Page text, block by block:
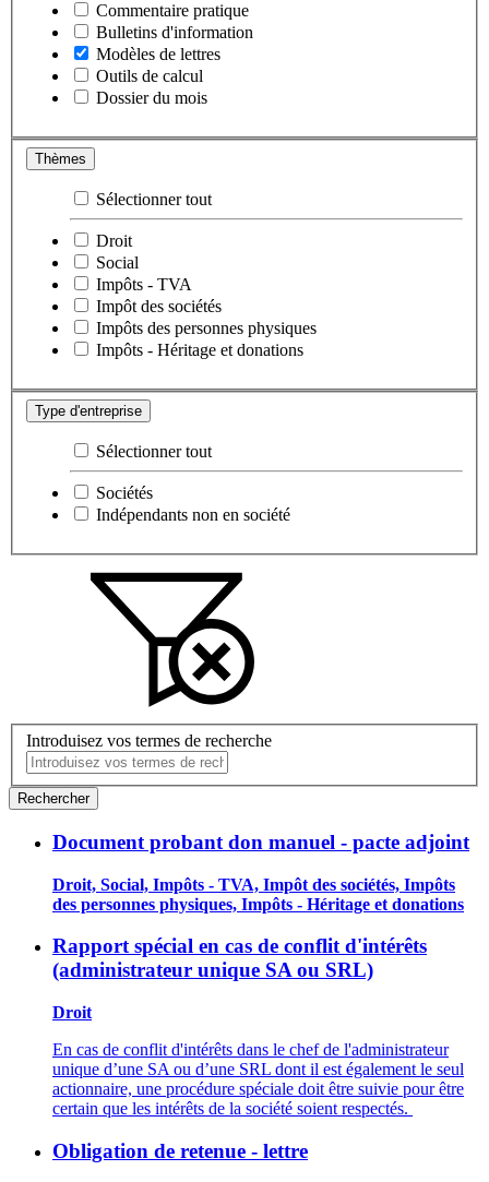
Commentaire pratique
Bulletins d'information
Modèles de lettres
Outils de calcul
Dossier du mois
Thèmes
Sélectionner tout
Droit
Social
Impôts - TVA
Impôt des sociétés
Impôts des personnes physiques
Impôts - Héritage et donations
Type d'entreprise
Sélectionner tout
Sociétés
Indépendants non en société
Introduisez vos termes de recherche
Rechercher
Document probant don manuel - pacte adjoint
Droit, Social, Impôts - TVA, Impôt des sociétés, Impôts
des personnes physiques, Impôts - Héritage et donations
Rapport spécial en cas de conflit d'intérêts
(administrateur unique SA ou SRL)
Droit
En cas de conflit d'intérêts dans le chef de l'administrateur
unique d’une SA ou d’une SRL dont il est également le seul
actionnaire, une procédure spéciale doit être suivie pour être
certain que les intérêts de la société soient respectés.
Obligation de retenue - lettre